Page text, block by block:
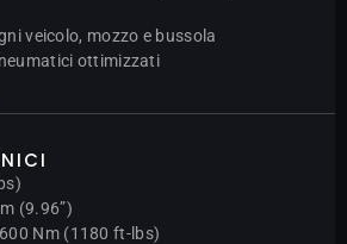
veicolo, mozzo e bussola
ottimizzati
(9.96”)
Nm (1180 ft-lbs)